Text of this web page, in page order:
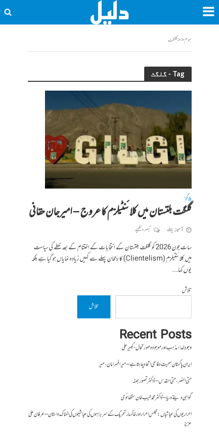
ہوم<<گلگٹ
Tag - گلگٹ
بلاگز
گلگت بلتستان میں کلائنٹیلزم کا عروج – امیرجان حقانی
1 مہینہ پہلے تبصرہ لکھیے
سات جون 2026 کو گلگت بلتستان کے انتخابات کے اختتام کے بعد خطے کی سیاست
میں کلائنٹیلزم (Clientelism) کا رجحان پہلے سے کہیں زیادہ نمایاں ہو گیا ہے بلکہ
یوں کہا...
تلاش
تلاش
Recent Posts
وجودِ خدا، مذہب اور موجودہ صورتحال- کبیر علی
ایران پاکستان سمیت دفاعی اتحاد چاہتا ہے – میر افسر امان،میر
حتی النصر ، حتی القدس – ڈاکٹر تصور بھٹہ
گواہی دیتے دریا – ڈاکٹر محمد طیب خان سنگھانوی
احراریوں کی عیاشیاں : مجلس احرار اور خاکسار تحریک کے سربراہوں کی عیاشیوں کی المناک داستان – عرفان علی
عزیز